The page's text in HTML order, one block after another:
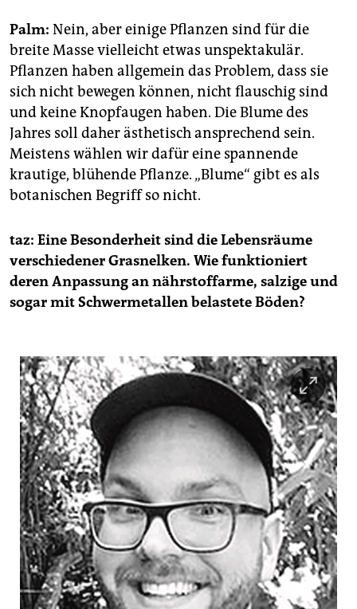
Palm: Nein, aber einige Pflanzen sind für die
breite Masse vielleicht etwas unspektakulär.
Pflanzen haben allgemein das Problem, dass sie
sich nicht bewegen können, nicht flauschig sind
und keine Knopfaugen haben. Die Blume des
Jahres soll daher ästhetisch ansprechend sein.
Meistens wählen wir dafür eine spannende
krautige, blühende Pflanze. „Blume“ gibt es als
botanischen Begriff so nicht.
taz: Eine Besonderheit sind die Lebensräume
verschiedener Grasnelken. Wie funktioniert
deren Anpassung an nährstoffarme, salzige und
sogar mit Schwermetallen belastete Böden?